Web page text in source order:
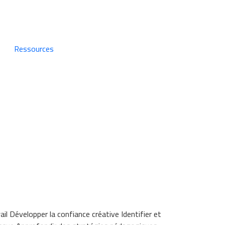
Ressources
Développer la confiance créative Identifier et